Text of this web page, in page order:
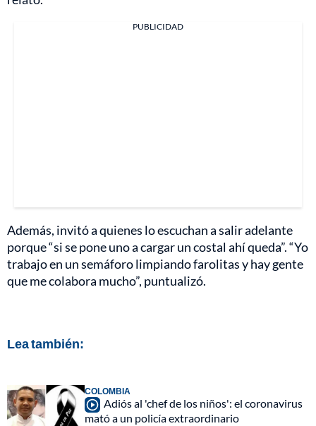
PUBLICIDAD
Además, invitó a quienes lo escuchan a salir adelante
porque “si se pone uno a cargar un costal ahí queda”. “Yo
trabajo en un semáforo limpiando farolitas y hay gente
que me colabora mucho”, puntualizó.
Lea también:
COLOMBIA
Adiós al 'chef de los niños': el coronavirus
mató a un policía extraordinario